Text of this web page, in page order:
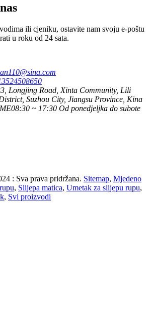
ili cjeniku, ostavite nam svoju e-poštu
u roku od 24 sata.
Longjing Road, Xinta Community, Lili
Suzhou City, Jiangsu Province, Kina
08:30 ~ 17:30 Od ponedjeljka do subote
: Sva prava pridržana. Sitemap, Mjedeno
, Slijepa matica, Umetak za slijepu rupu,
, Svi proizvodi